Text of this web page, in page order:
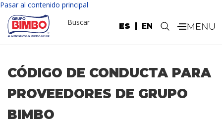
Pasar al contenido principal
ES EN
Buscar .
CÓDIGO DE CONDUCTA PARA
PROVEEDORES DE GRUPO
BIMBO